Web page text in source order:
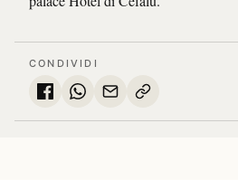
CONDIVIDI